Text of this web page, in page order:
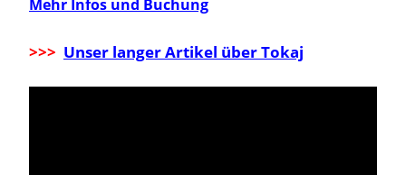
Mehr Infos und Buchung
>>> Unser langer Artikel über Tokaj